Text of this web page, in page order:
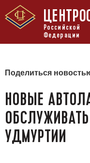
Российской
Федерации
Поделиться
НОВЫЕ
УДМУРТИИ